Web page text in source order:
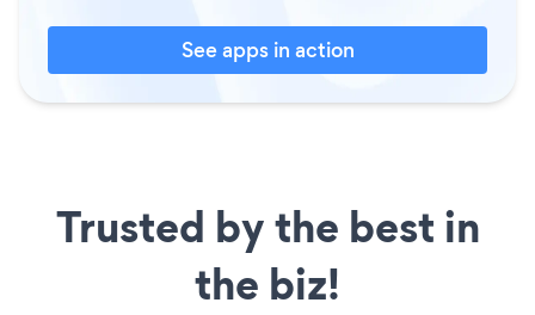
See apps in action
Trusted by the best in
the biz!